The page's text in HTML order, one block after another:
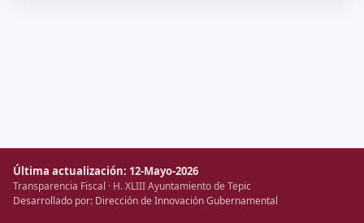
Última actualización: 12-Mayo-2026
Transparencia Fiscal · H. XLIII Ayuntamiento de Tepic
Desarrollado por: Dirección de Innovación Gubernamental